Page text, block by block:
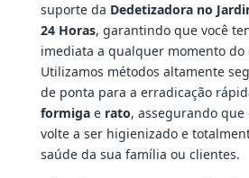
suporte da Dedetizadora no
24 Horas, garantindo que você
imediata a qualquer momento do
Utilizamos métodos altamente
de ponta para a erradicação
formigae rato, assegurando
volte a ser higienizado e
saúde da sua família ou clientes.